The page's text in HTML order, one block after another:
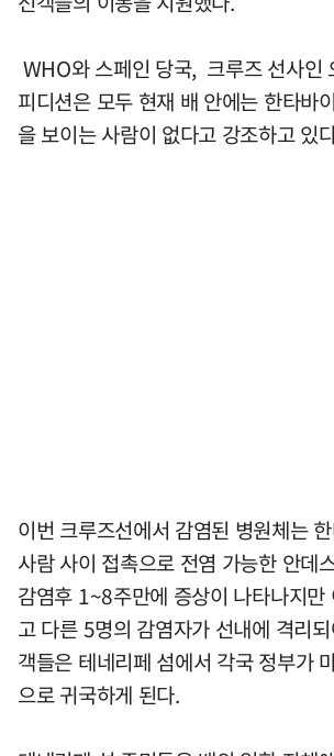
WHO와 스페인 당국, 크루즈 선사인
피디션은 모두 현재 배 안에는 한타바
을 보이는 사람이 없다고 강조하고 있
이번 크루즈선에서 감염된 병원체는
사람 사이 접촉으로 전염 가능한 안데
감염후 1~8주만에 증상이 나타나지만
고 다른 5명의 감염자가 선내에 격리
객들은 테네리페 섬에서 각국 정부가
으로 귀국하게 된다.